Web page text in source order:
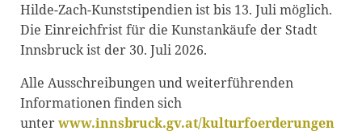
Hilde-Zach-Kunststipendien ist bis 13. Juli möglich.
Die Einreichfrist für die Kunstankäufe der Stadt
Innsbruck ist der 30. Juli 2026.
Alle Ausschreibungen und weiterführenden
Informationen finden sich
unterwww.innsbruck.gv.at/kulturfoerderungen